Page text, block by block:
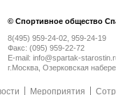
© Спортивное общество
8(495) 959-24-02, 959-24-19
Факс: (095) 959-22-72
E-mail: info@spartak-
г.Москва, Озерковская
Мероприятия